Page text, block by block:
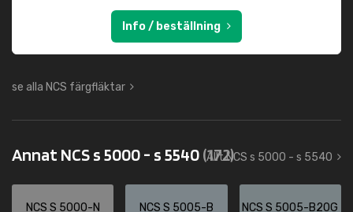
Info / beställning
se alla NCS färgfläktar
Annat NCS s 5000 - s 5540(172)
Allt NCS s 5000 - s 5540
NCS S 5000-N NCS S 5005-B NCS S 5005-B20G